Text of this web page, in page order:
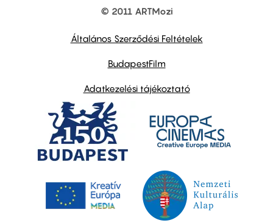
© 2011 ARTMozi
Általános Szerződési Feltételek
BudapestFilm
Adatkezelési tájékoztató